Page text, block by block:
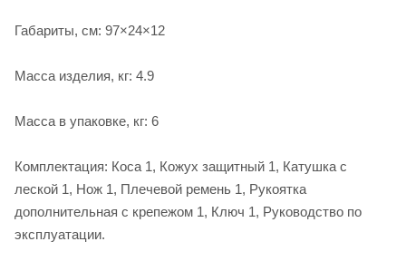
Габариты, см: 97×24×12
Масса изделия, кг: 4.9
Масса в упаковке, кг: 6
Комплектация: Коса 1, Кожух защитный 1, Катушка с
леской 1, Нож 1, Плечевой ремень 1, Рукоятка
дополнительная с крепежом 1, Ключ 1, Руководство по
эксплуатации.